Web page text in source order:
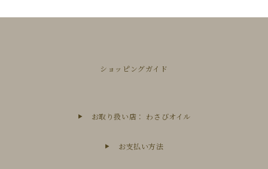
ショッピングガイド
お取り扱い店： わさびオイル
お支払い方法